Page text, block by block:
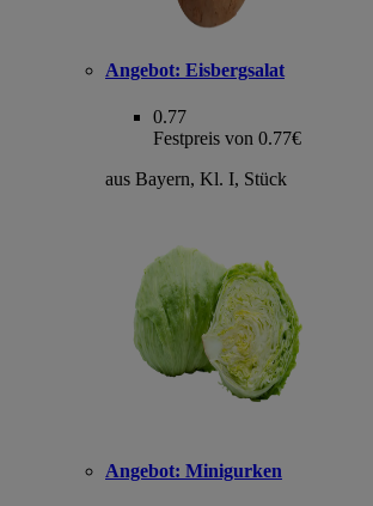
Angebot: Eisbergsalat
0.77
Festpreis von 0.77€
aus Bayern, Kl. I, Stück
Angebot: Minigurken